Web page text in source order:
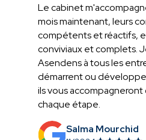
Le cabinet
mois maintenant, leurs
compétents et réactifs,
conviviaux et complets.
Asendens à tous les
démarrent ou
ils vous
chaque étape.
Salma Mourchid